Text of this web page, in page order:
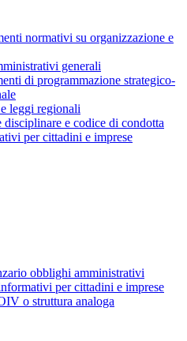
normativi su organizzazione e
generali
di programmazione strategico-
leggi regionali
disciplinare e codice di condotta
per cittadini e imprese
obblighi amministrativi
per cittadini e imprese
o struttura analoga